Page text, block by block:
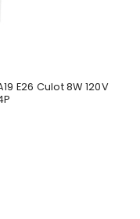
E26 Culot 8W 120V